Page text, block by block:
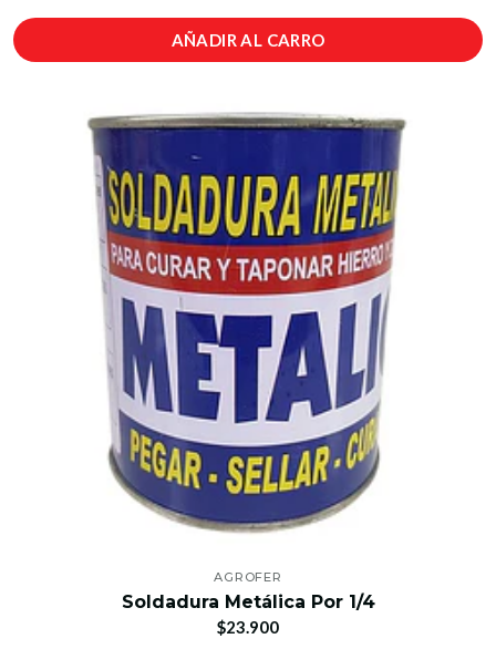
AÑADIR AL CARRO
AGROFER
Soldadura Metálica Por 1/4
$23.900